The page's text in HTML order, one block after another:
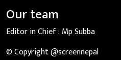
Our team
Editor in Chief : Mp Subba
© Copyright @screennepal